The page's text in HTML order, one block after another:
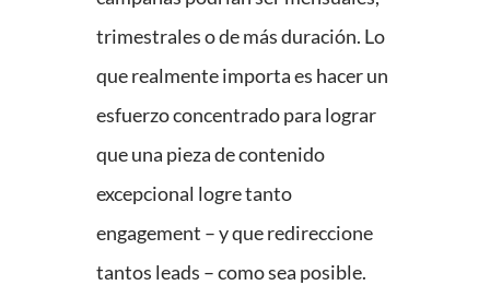
trimestrales o de más duración. Lo
que realmente importa es hacer un
esfuerzo concentrado para lograr
que una pieza de contenido
excepcional logre tanto
engagement – y que redireccione
tantos leads – como sea posible.